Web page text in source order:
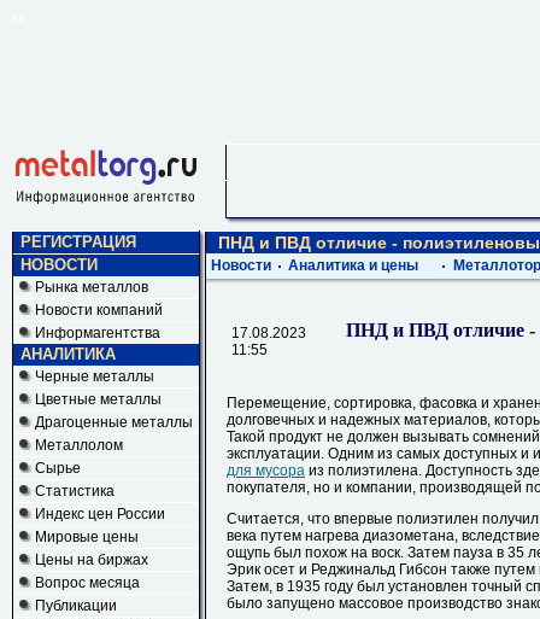
РЕГИСТРАЦИЯ
НОВОСТИ
Рынка металлов
Новости компаний
Информагентства
АНАЛИТИКА
Черные металлы
Цветные металлы
Драгоценные металлы
Металлолом
Сырье
Статистика
Индекс цен России
Мировые цены
Цены на биржах
Вопрос месяца
Публикации
ПНД и ПВД отличие -
Новости Аналитика и цены
17.08.2023
11:55
ПНД и ПВД отличие -
Перемещение, сортировка, фасовка и
долговечных и надежных материалов,
Такой продукт не должен вызывать
эксплуатации. Одним из самых доступных и
для мусора из полиэтилена. Доступность
покупателя, но и компании, производящей
Считается, что впервые полиэтилен
века путем нагрева диазометана,
ощупь был похож на воск. Затем пауза в 35
Эрик осет и Реджинальд Гибсон также
Затем, в 1935 году был установлен точный
было запущено массовое производство